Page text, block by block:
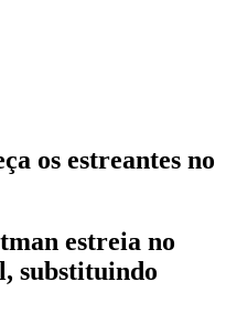
os estreantes no
estreia no
substituindo